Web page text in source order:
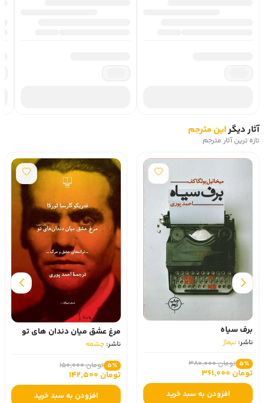
آثار دیگراین مترجم
تازه ترین آثار مترجم
برف سیاه
ناشر: نیماژ
5٪ تومان 380,000
تومان 361,000
افزودن به سبد خرید
مرغ عشق میان دندان های تو
ناشر: چشمه
5٪ تومان 150,000
تومان 142,500
افزودن به سبد خرید